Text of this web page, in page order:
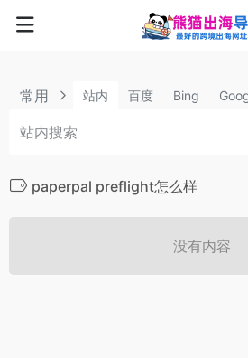
常用 站内 百度 Bing
paperpal preflight怎么样
没有内容